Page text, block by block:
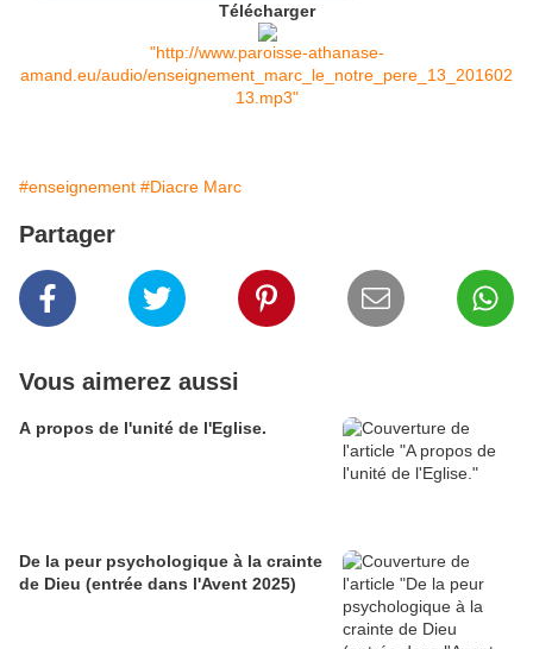
Télécharger
"http://www.paroisse-athanase-
amand.eu/audio/enseignement_marc_le_notre_pere_13_201602
13.mp3"
#enseignement #Diacre Marc
Partager
Vous aimerez aussi
A propos de l'unité de l'Eglise.
De la peur psychologique à la crainte
de Dieu (entrée dans l'Avent 2025)